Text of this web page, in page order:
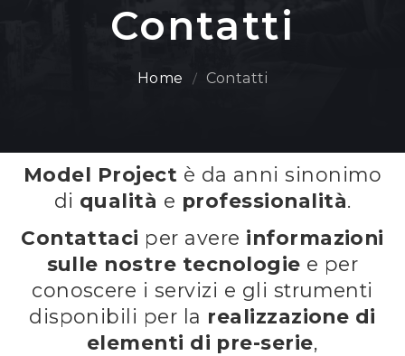
Contatti
Home Contatti
Model Project è da anni sinonimo
di qualità e professionalità.
Contattaci per avere informazioni
sulle nostre tecnologie e per
conoscere i servizi e gli strumenti
disponibili per la realizzazione di
elementi di pre-serie,